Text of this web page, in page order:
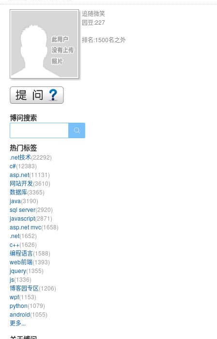
追随微笑
园豆:227
排名:1500名之外
博问搜索
热门标签
.net技术(22292)
c#(12383)
asp.net(11131)
网站开发(3610)
数据库(3365)
java(3190)
sql server(2920)
javascript(2871)
asp.net mvc(1658)
.net(1652)
c++(1626)
编程语言(1588)
web前端(1393)
jquery(1355)
js(1336)
博客园专区(1206)
wpf(1153)
python(1079)
android(1055)
更多...